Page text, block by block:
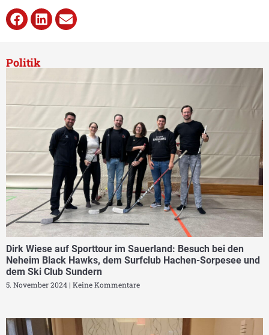
Politik
Dirk Wiese auf Sporttour im Sauerland: Besuch bei den
Neheim Black Hawks, dem Surfclub Hachen-Sorpesee und
dem Ski Club Sundern
5. November 2024 Keine Kommentare